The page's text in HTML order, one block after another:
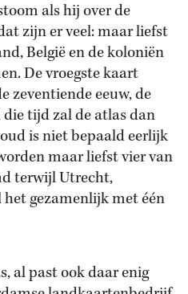
als hij over de
zijn er veel: maar liefst
België en de koloniën
De vroegste kaart
zeventiende eeuw, de
tijd zal de atlas dan
is niet bepaald eerlijk
maar liefst vier van
terwijl Utrecht,
gezamenlijk met één
al past ook daar enig